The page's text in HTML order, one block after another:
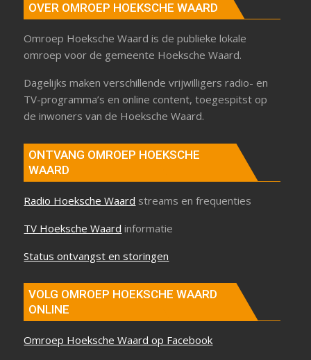
OVER OMROEP HOEKSCHE WAARD
Omroep Hoeksche Waard is de publieke lokale
omroep voor de gemeente Hoeksche Waard.
Dagelijks maken verschillende vrijwilligers radio- en
TV-programma’s en online content, toegespitst op
de inwoners van de Hoeksche Waard.
ONTVANG OMROEP HOEKSCHE
WAARD
Radio Hoeksche Waard streams en frequenties
TV Hoeksche Waard informatie
Status ontvangst en storingen
VOLG OMROEP HOEKSCHE WAARD
ONLINE
Omroep Hoeksche Waard op Facebook